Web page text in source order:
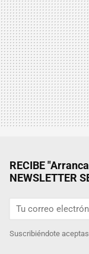
RECIBE
NEWSLETTER
Suscribiéndote